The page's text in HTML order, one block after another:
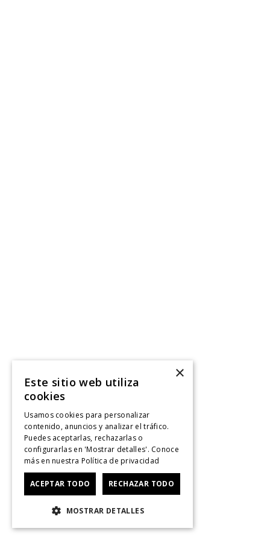
×
Este sitio web utiliza
cookies
Usamos cookies para personalizar
contenido, anuncios y analizar el tráfico.
Puedes aceptarlas, rechazarlas o
configurarlas en 'Mostrar detalles'. Conoce
más en nuestra Política de privacidad
ACEPTAR TODO RECHAZAR TODO
MOSTRAR DETALLES